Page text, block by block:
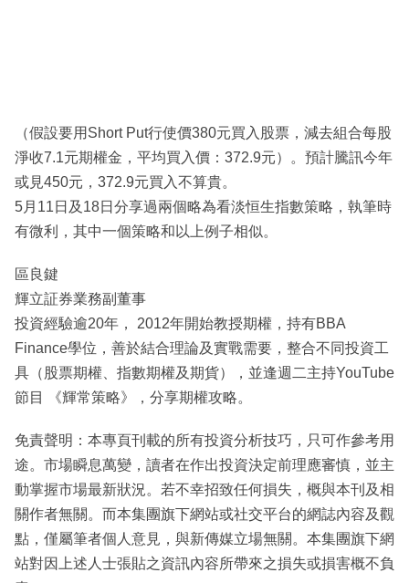
（假設要用Short Put行使價380元買入股票，減去組合每股
淨收7.1元期權金，平均買入價：372.9元）。預計騰訊今年
或見450元，372.9元買入不算貴。
5月11日及18日分享過兩個略為看淡恒生指數策略，執筆時
有微利，其中一個策略和以上例子相似。
區良鍵
輝立証券業務副董事
投資經驗逾20年， 2012年開始教授期權，持有BBA
Finance學位，善於結合理論及實戰需要，整合不同投資工
具（股票期權、指數期權及期貨），並逢週二主持YouTube
節目 《輝常策略》，分享期權攻略。
免責聲明：本專頁刊載的所有投資分析技巧，只可作參考用
途。市場瞬息萬變，讀者在作出投資決定前理應審慎，並主
動掌握市場最新狀況。若不幸招致任何損失，概與本刊及相
關作者無關。而本集團旗下網站或社交平台的網誌內容及觀
點，僅屬筆者個人意見，與新傳媒立場無關。本集團旗下網
站對因上述人士張貼之資訊內容所帶來之損失或損害概不負